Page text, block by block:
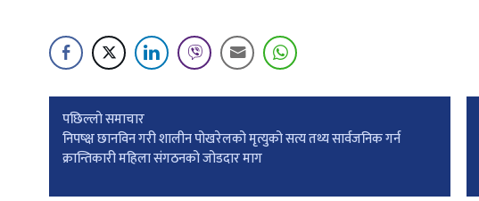
Post
navigation
पछिल्लाे समाचार
निपष्क्ष छानविन गरी शालीन पोखरेलको मृत्युको सत्य तथ्य सार्वजनिक गर्न
क्रान्तिकारी महिला संगठनको जोडदार माग